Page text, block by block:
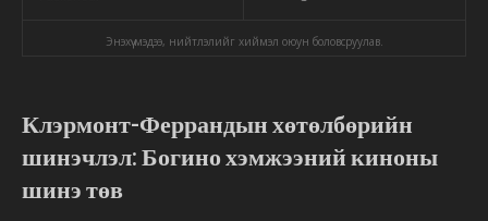
Энэхүү мэдээ, нийтлэлийг хиймэл оюун боловсруулав.
Клэрмонт-Феррандын хөтөлбөрийн
шинэчлэл: Богино хэмжээний киноны
шинэ төв